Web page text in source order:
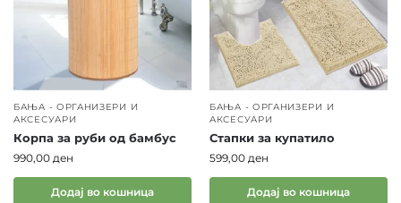
БАЊА - ОРГАНИЗЕРИ И
АКСЕСУАРИ
Корпа за руби од бамбус
990,00 ден
Додај во кошница
БАЊА - ОРГАНИЗЕРИ И
АКСЕСУАРИ
Стапки за купатило
599,00 ден
Додај во кошница